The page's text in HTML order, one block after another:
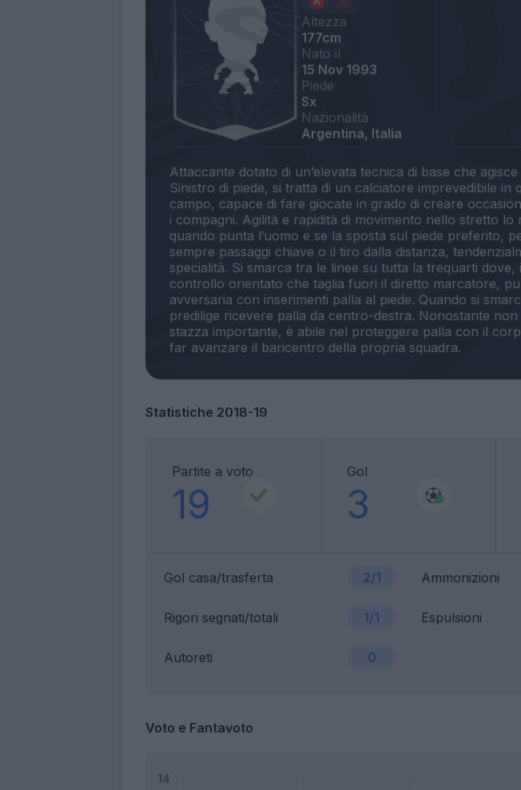
Altezza
177cm
Nato il
15 Nov 1993
Piede
Sx
Nazionalità
Argentina, Italia
Attaccante dotato di un’elevata tecnica di base che
Sinistro di piede, si tratta di un calciatore imprevedibile in
campo, capace di fare giocate in grado di creare
i compagni. Agilità e rapidità di movimento nello stretto lo
quando punta l’uomo e se la sposta sul piede preferito,
sempre passaggi chiave o il tiro dalla distanza,
specialità. Si smarca tra le linee su tutta la trequarti dove,
controllo orientato che taglia fuori il diretto marcatore,
avversaria con inserimenti palla al piede. Quando si
predilige ricevere palla da centro-destra. Nonostante non
stazza importante, è abile nel proteggere palla con il
Statistiche 2018-19
Partite a voto
19
Gol
3
Gol casa/trasferta 2/1 Ammonizioni
Rigori segnati/totali 1/1 Espulsioni
Autoreti 0
Voto e Fantavoto